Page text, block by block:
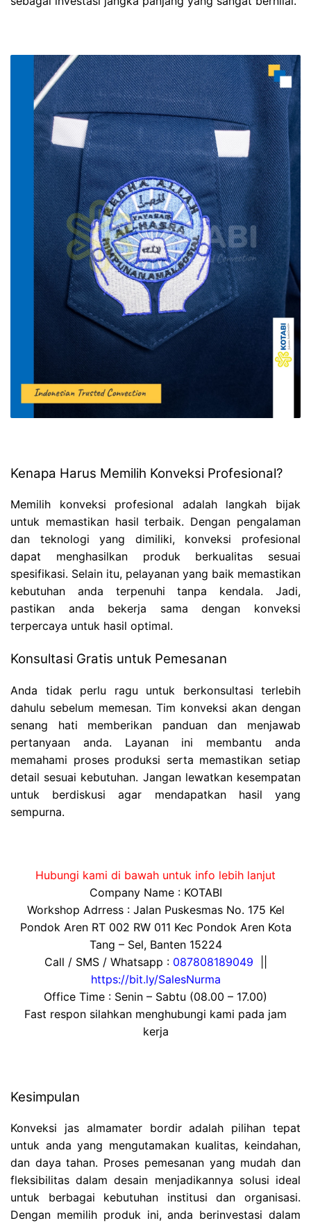
Kenapa Harus Memilih Konveksi Profesional?
Memilih konveksi profesional adalah langkah bijak
untuk memastikan hasil terbaik. Dengan pengalaman
dan teknologi yang dimiliki, konveksi profesional
dapat menghasilkan produk berkualitas sesuai
spesifikasi. Selain itu, pelayanan yang baik memastikan
kebutuhan anda terpenuhi tanpa kendala. Jadi,
pastikan anda bekerja sama dengan konveksi
terpercaya untuk hasil optimal.
Konsultasi Gratis untuk Pemesanan
Anda tidak perlu ragu untuk berkonsultasi terlebih
dahulu sebelum memesan. Tim konveksi akan dengan
senang hati memberikan panduan dan menjawab
pertanyaan anda. Layanan ini membantu anda
memahami proses produksi serta memastikan setiap
detail sesuai kebutuhan. Jangan lewatkan kesempatan
untuk berdiskusi agar mendapatkan hasil yang
sempurna.
Hubungi kami di bawah untuk info lebih lanjut
Company Name : KOTABI
Workshop Adrress : Jalan Puskesmas No. 175 Kel
Pondok Aren RT 002 RW 011 Kec Pondok Aren Kota
Tang – Sel, Banten 15224
Call / SMS / Whatsapp : 087808189049
https://bit.ly/SalesNurma
Office Time : Senin – Sabtu (08.00 – 17.00)
Fast respon silahkan menghubungi kami pada jam
kerja
Kesimpulan
Konveksi jas almamater bordir adalah pilihan tepat
untuk anda yang mengutamakan kualitas, keindahan,
dan daya tahan. Proses pemesanan yang mudah dan
fleksibilitas dalam desain menjadikannya solusi ideal
untuk berbagai kebutuhan institusi dan organisasi.
Dengan memilih produk ini, anda berinvestasi dalam